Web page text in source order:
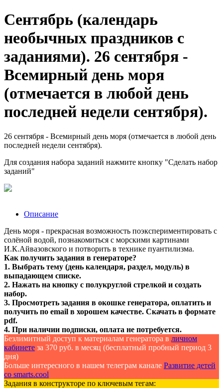
Сентябрь (календарь
необычных праздников с
заданиями). 26 сентября -
Всемирный день моря
(отмечается в любой день
последней недели сентября).
26 сентября - Всемирный день моря (отмечается в любой день
последней недели сентября).
Для создания набора заданий нажмите кнопку "Сделать набор
заданий"
Описание
День моря - прекрасная возможность поэкспериментировать с
солёной водой, познакомиться с морскими картинами
И.К.Айвазовского и потворить в технике пуантилизма.
Как получить задания в генераторе?
1. Выбрать тему (день календаря, раздел, модуль) в
выпадающем списке.
2. Нажать на кнопку с полукруглой стрелкой и создать
набор.
3. Просмотреть задания в окошке генератора, оплатить и
получить по email в хорошем качестве. Скачать в формате
pdf.
4. При наличии подписки, оплата не потребуется.
Безлимитный доступ к материалам генератора в личном
кабинете за 370 руб. в месяц (бесплатный пробный период 3
дня)
Больше интересного в нашем телеграм канале Развитие детей
со smarts.cool
Задания в конструкторе по ключевым тегам: